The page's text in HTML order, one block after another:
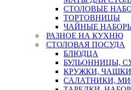
СТОЛОВЫЕ
ТОРТОВНИЦЫ
ЧАЙНЫЕ
РАЗНОЕ НА КУХНЮ
СТОЛОВАЯ ПОСУДА
БЛЮДЦА
БУЛЬОННИЦЫ,
КРУЖКИ,
САЛАТНИКИ,